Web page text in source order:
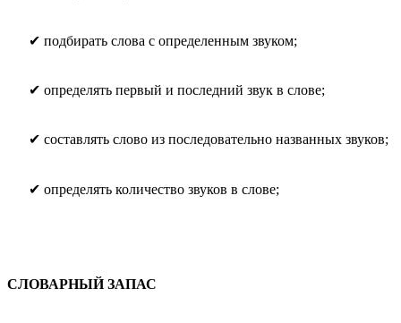
✔ подбирать слова с определенным звуком;
✔ определять первый и последний звук в слове;
✔ составлять слово из последовательно названных звуков;
✔ определять количество звуков в слове;
СЛОВАРНЫЙ ЗАПАС